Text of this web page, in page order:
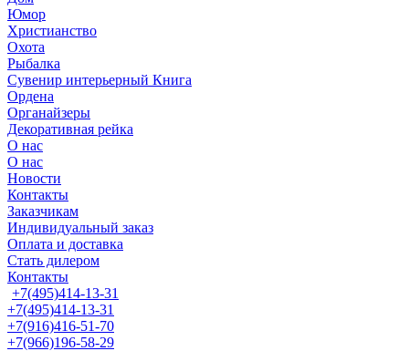
Юмор
Христианство
Охота
Рыбалка
Сувенир интерьерный Книга
Ордена
Органайзеры
Декоративная рейка
О нас
О нас
Новости
Контакты
Заказчикам
Индивидуальный заказ
Оплата и доставка
Стать дилером
Контакты
+7(495)414-13-31
+7(495)414-13-31
+7(916)416-51-70
+7(966)196-58-29